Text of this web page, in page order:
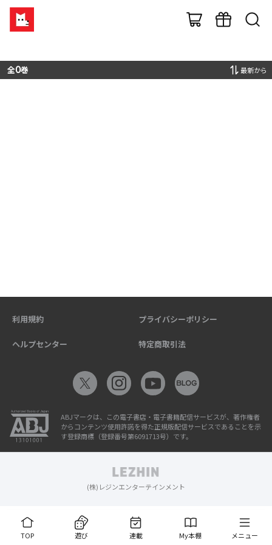
全0巻 最新から
TOP 遊び 連載 My本棚 メニュー
利用規約 プライバシーポリシー
ヘルプセンター 特定商取引法
ABJマークは、この電子書店・電子書籍配信サービスが、著作権者
からコンテンツ使用許諾を得た正規版配信サービスであることを示
す登録商標（登録番号第6091713号）です。
(株)レジンエンターテインメント